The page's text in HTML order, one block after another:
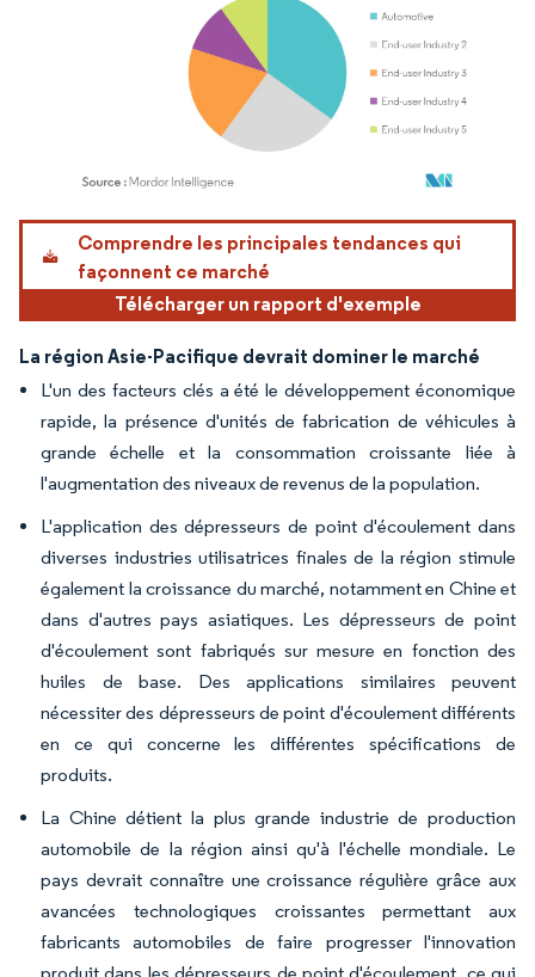
Image © Mordor Intelligence. La réutilisation nécessite une attribution sous CC BY
Comprendre les principales tendances qui
façonnent ce marché
Télécharger un rapport d'exemple
La région Asie-Pacifique devrait dominer le marché
L'un des facteurs clés a été le développement économique
rapide, la présence d'unités de fabrication de véhicules à
grande échelle et la consommation croissante liée à
l'augmentation des niveaux de revenus de la population.
L'application des dépresseurs de point d'écoulement dans
diverses industries utilisatrices finales de la région stimule
également la croissance du marché, notamment en Chine et
dans d'autres pays asiatiques. Les dépresseurs de point
d'écoulement sont fabriqués sur mesure en fonction des
huiles de base. Des applications similaires peuvent
nécessiter des dépresseurs de point d'écoulement différents
en ce qui concerne les différentes spécifications de
produits.
La Chine détient la plus grande industrie de production
automobile de la région ainsi qu'à l'échelle mondiale. Le
pays devrait connaître une croissance régulière grâce aux
avancées technologiques croissantes permettant aux
fabricants automobiles de faire progresser l'innovation